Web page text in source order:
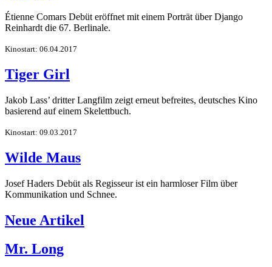
Étienne Comars Debüt eröffnet mit einem Porträt über Django
Reinhardt die 67. Berlinale.
Kinostart: 06.04.2017
Tiger Girl
Jakob Lass’ dritter Langfilm zeigt erneut befreites, deutsches Kino
basierend auf einem Skelettbuch.
Kinostart: 09.03.2017
Wilde Maus
Josef Haders Debüt als Regisseur ist ein harmloser Film über
Kommunikation und Schnee.
Neue Artikel
Mr. Long